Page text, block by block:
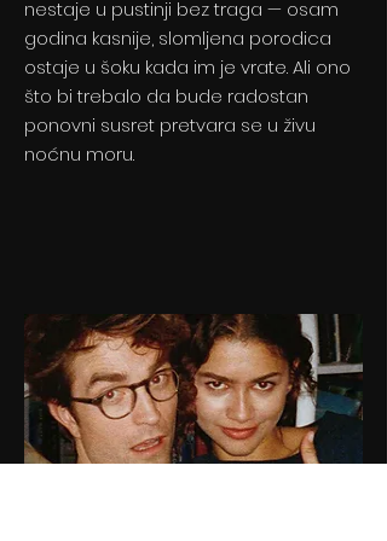
nestaje u pustinji bez traga — osam
godina kasnije, slomljena porodica
ostaje u šoku kada im je vrate. Ali ono
što bi trebalo da bude radostan
ponovni susret pretvara se u živu
noćnu moru.